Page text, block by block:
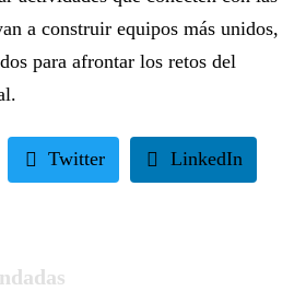
a construir equipos más unidos,
para afrontar los retos del
Twitter LinkedIn